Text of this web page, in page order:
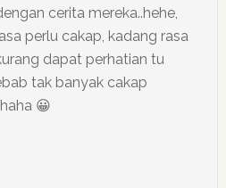
cerita mereka..hehe,
perlu cakap, kadang rasa
dapat perhatian tu
tak banyak cakap
😀